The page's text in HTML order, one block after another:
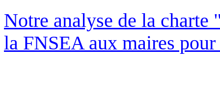
Notre analyse de la charte
la FNSEA aux maires